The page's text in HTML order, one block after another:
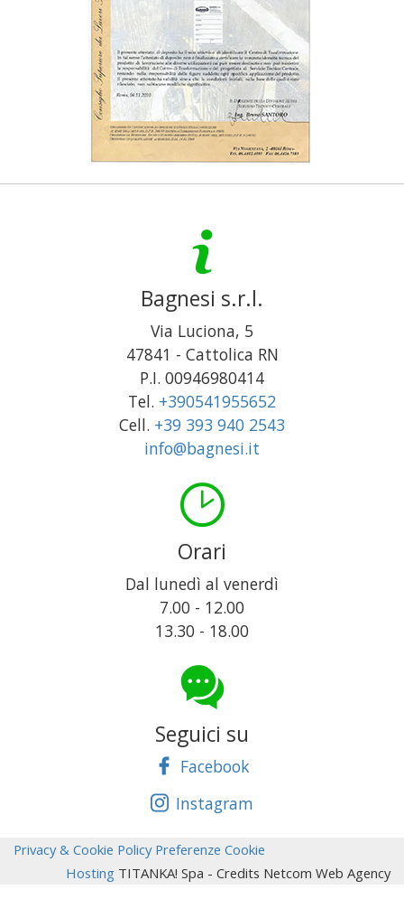
Bagnesi s.r.l.
Via Luciona, 5
47841 - Cattolica RN
P.I. 00946980414
Tel. +390541955652
Cell. +39 393 940 2543
info@bagnesi.it
Orari
Dal lunedì al venerdì
7.00 - 12.00
13.30 - 18.00
Seguici su
Facebook
Instagram
Privacy & Cookie Policy Preferenze Cookie
Hosting TITANKA! Spa - Credits Netcom Web Agency